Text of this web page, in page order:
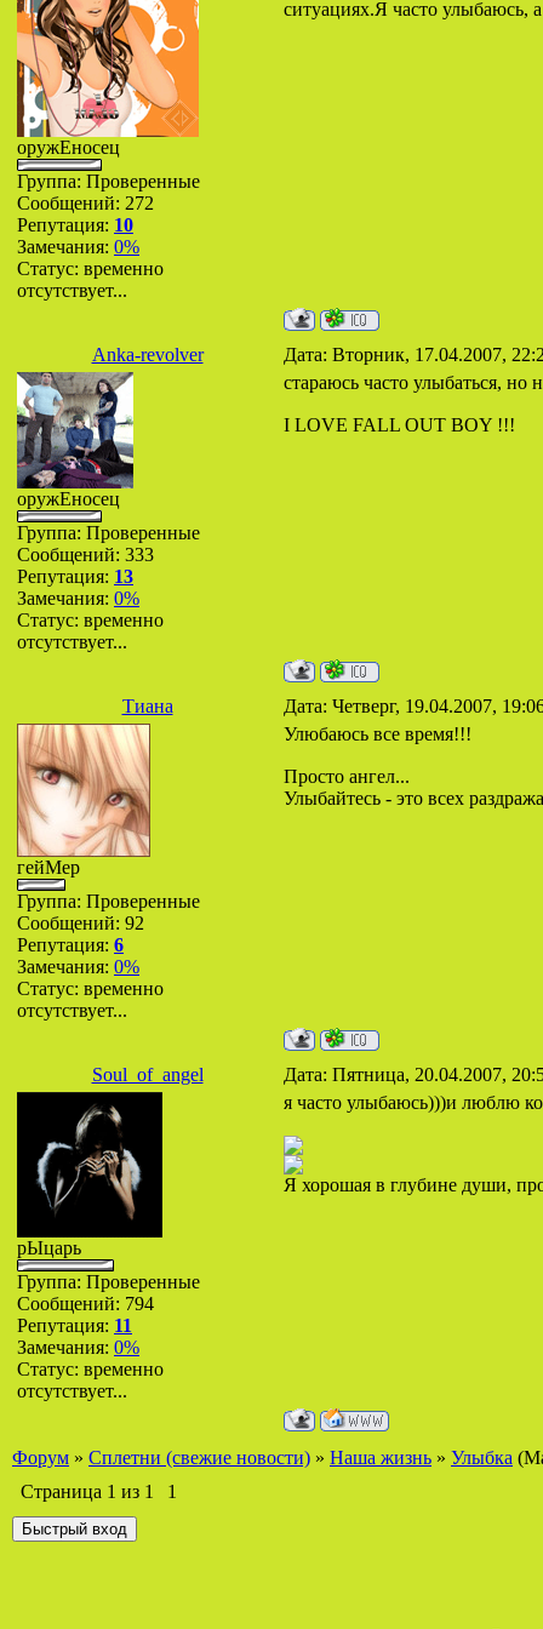
оружЕносец
Группа: Проверенные
Сообщений: 272
Репутация: 10
Замечания: 0%
Статус: временно
отсутствует...
ситуациях.Я часто улыбаюсь,
Anka-revolver Дата: Вторник, 17.04.2007,
оружЕносец
Группа: Проверенные
Сообщений: 333
Репутация: 13
Замечания: 0%
Статус: временно
отсутствует...
стараюсь часто улыбаться, но
I LOVE FALL OUT BOY !!!
Тиана Дата: Четверг, 19.04.2007,
гейМер
Группа: Проверенные
Сообщений: 92
Репутация: 6
Замечания: 0%
Статус: временно
отсутствует...
Улюбаюсь все время!!!
Просто ангел...
Улыбайтесь - это всех
Soul_of_angel Дата: Пятница, 20.04.2007,
рЫцарь
Группа: Проверенные
Сообщений: 794
Репутация: 11
Замечания: 0%
Статус: временно
отсутствует...
я часто улыбаюсь)))и люблю
Я хорошая в глубине души,
Форум » Сплетни (свежие новости) » Наша жизнь » Улыбка
Страница 1 из 1 1